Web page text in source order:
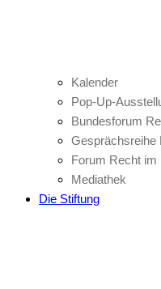
Kalender
Pop-Up-
Bundesforum
Gesprächsreihe
Forum Recht im
Mediathek
Die Stiftung